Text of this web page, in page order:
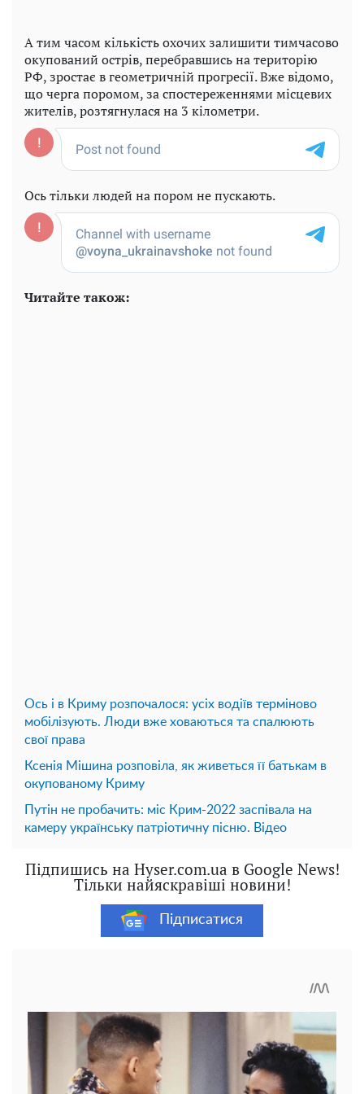
А тим часом кількість охочих залишити тимчасово
окупований острів, перебравшись на територію
РФ, зростає в геометричній прогресії. Вже відомо,
що черга поромом, за спостереженнями місцевих
жителів, розтягнулася на 3 кілометри.
Ось тільки людей на пором не пускають.
Читайте також:
Ось і в Криму розпочалося: усіх водіїв терміново
мобілізують. Люди вже ховаються та спалюють
свої права
Ксенія Мішина розповіла, як живеться її батькам в
окупованому Криму
Путін не пробачить: міс Крим-2022 заспівала на
камеру українську патріотичну пісню. Відео
Підпишись на Hyser.com.ua в Google News!
Тільки найяскравіші новини!
Підписатися